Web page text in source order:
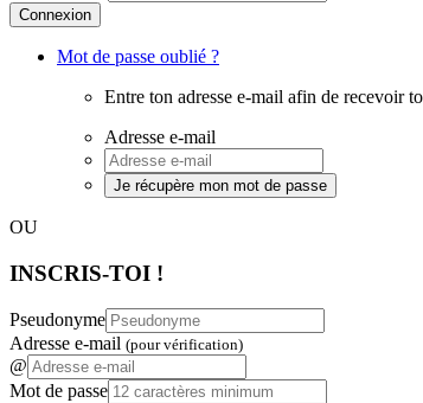
Connexion
Mot de passe oublié ?
Entre ton adresse e-mail afin de recevoir
Adresse e-mail
Je récupère mon mot de passe
OU
INSCRIS-TOI !
Pseudonyme
Adresse e-mail (pour vérification)
@
Mot de passe